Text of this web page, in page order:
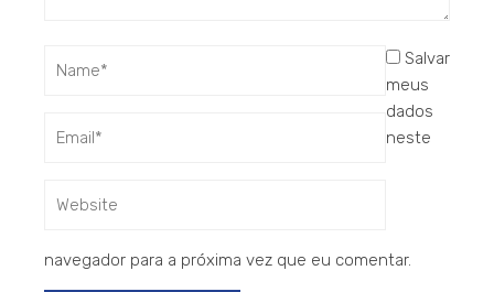
Salvar
meus
dados
neste
navegador para a próxima vez que eu comentar.